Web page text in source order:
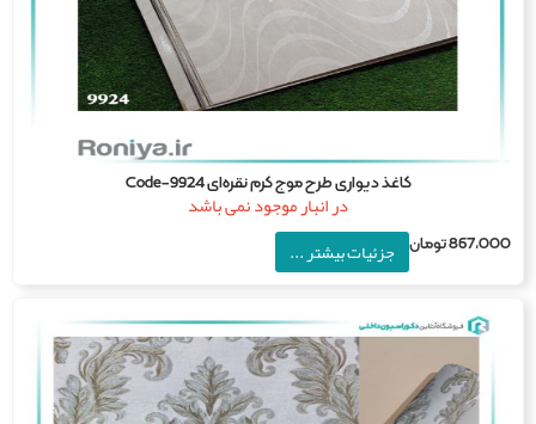
کاغذ دیواری طرح موج کرم نقره‌ای Code-9924
در انبار موجود نمی باشد
تومان جزئیات بیشتر ...